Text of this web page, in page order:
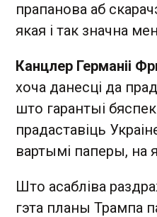
прапанова аб
якая і так значна
Канцлер Германіі
хоча данесці да
што гарантыі
прадаставіць
вартымі паперы, на
Што асабліва
гэта планы Трампа